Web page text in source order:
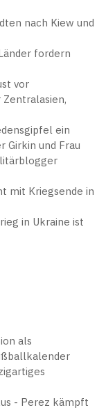
nach Kiew und
fordern
vor
ein
Girkin und Frau
mit Kriegsende in
in Ukraine ist
als
- Perez kämpft